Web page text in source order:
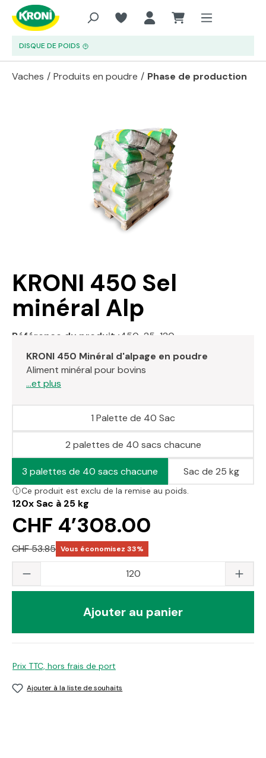
Aller au contenu principal
DISQUE DE POIDS
Vaches / Produits en poudre / Phase de production
KRONI 450 Sel
minéral Alp
Référence du produit : 450-25-120
KRONI 450 Minéral d'alpage en poudre
Aliment minéral pour bovins
...et plus
120x Sac à 25 kg
CHF 4’308.00
CHF 53.85 Vous économisez 33%
Ce produit est exclu de la remise au poids.
1 Palette de 40 Sac
2 palettes de 40 sacs chacune
3 palettes de 40 sacs chacune Sac de 25 kg
Quantité du produit : saisissez la valeur
Ajouter au panier
Prix TTC, hors frais de port
Ajouter à la liste de souhaits